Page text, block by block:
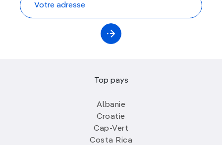
Top pays
Albanie
Croatie
Cap-Vert
Costa Rica